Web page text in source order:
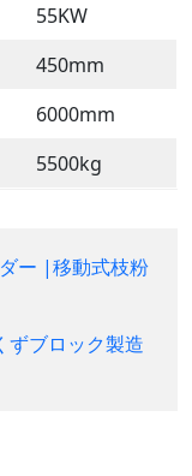
55KW
450mm
6000mm
5500kg
ー |移動式枝粉
ブロック製造